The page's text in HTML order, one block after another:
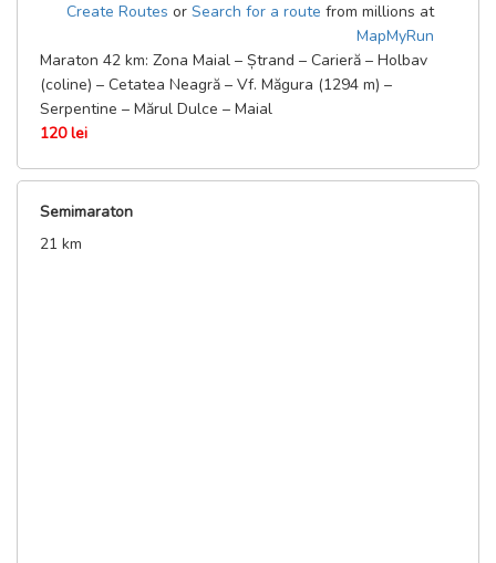
Create Routes or Search for a route from millions at
MapMyRun
Maraton 42 km: Zona Maial – Ștrand – Carieră – Holbav
(coline) – Cetatea Neagră – Vf. Măgura (1294 m) –
Serpentine – Mărul Dulce – Maial
120 lei
Semimaraton
21 km